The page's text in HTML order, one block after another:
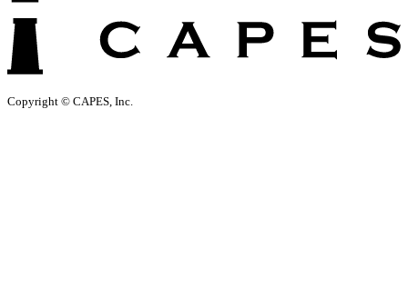
Copyright © CAPES, Inc.